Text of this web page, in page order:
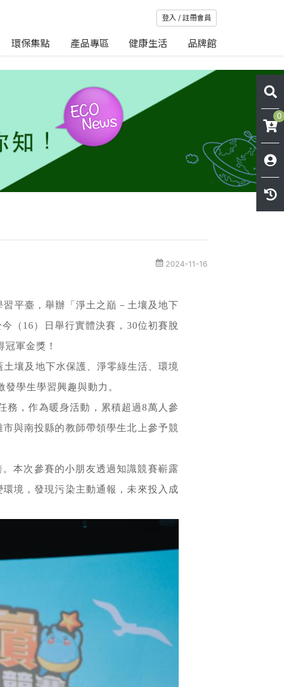
登入 / 註冊會員
環保集點 產品專區 健康生活 品牌館
0
2024-11-16
平臺，舉辦「淨土之巔－土壤及地下
（16）日舉行實體決賽，30位初賽脫
軍金獎！
壤及地下水保護、淨零綠生活、環境
學生學習興趣與動力。
務，作為暖身活動，累積超過8萬人參
與南投縣的教師帶領學生北上參予競
本次參賽的小朋友透過知識競賽嶄露
境，發現污染主動通報，未來投入成